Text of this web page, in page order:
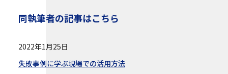
同執筆者の記事はこちら
2022年1月25日
失敗事例に学ぶ現場での活用方法